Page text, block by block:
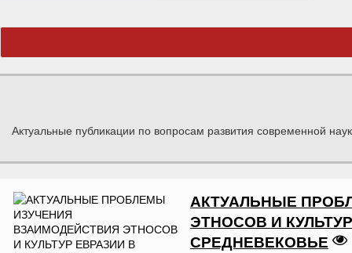
Актуальные публикации по вопросам развития современной
АКТУАЛЬНЫЕ
ЭТНОСОВ И
СРЕДНЕВЕКОВЬЕ